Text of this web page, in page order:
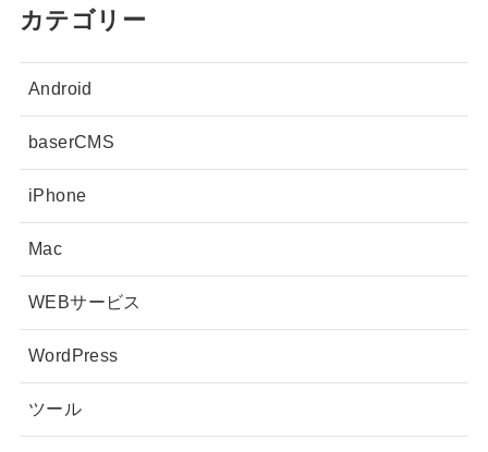
カテゴリー
Android
baserCMS
iPhone
Mac
WEBサービス
WordPress
ツール